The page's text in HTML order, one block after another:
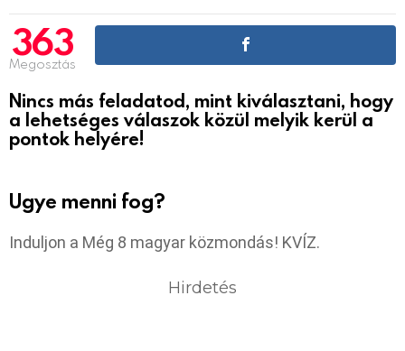
363
Megosztás
Nincs más feladatod, mint kiválasztani, hogy
a lehetséges válaszok közül melyik kerül a
pontok helyére!
Ugye menni fog?
Induljon a Még 8 magyar közmondás! KVÍZ.
Hirdetés